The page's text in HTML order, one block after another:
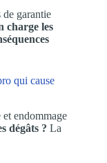
de garantie
charge les
qui cause
endommage
dégâts ? La